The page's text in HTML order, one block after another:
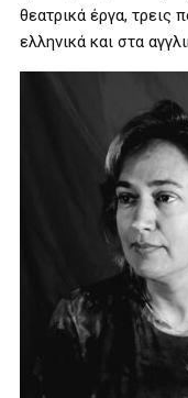
θεατρικά έργα, τρεις
ελληνικά και στα